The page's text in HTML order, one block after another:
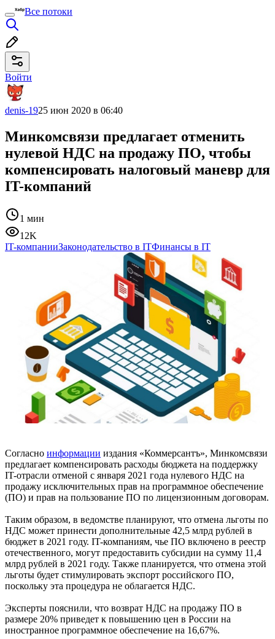
Все потоки
Войти
denis-1925 июн 2020 в 06:40
Минкомсвязи предлагает отменить
нулевой НДС на продажу ПО, чтобы
компенсировать налоговый маневр для
IT-компаний
1 мин
12K
IT-компанииЗаконодательство в ITФинансы в IT
Согласно информации издания «Коммерсантъ», Минкомсвязи
предлагает компенсировать расходы бюджета на поддержку
IT-отрасли отменой с января 2021 года нулевого НДС на
продажу исключительных прав на программное обеспечение
(ПО) и прав на пользование ПО по лицензионным договорам.
Таким образом, в ведомстве планируют, что отмена льготы по
НДС может принести дополнительные 42,5 млрд рублей в
бюджет в 2021 году. IT-компаниям, чье ПО включено в реестр
отечественного, могут предоставить субсидии на сумму 11,4
млрд рублей в 2021 году. Также планируется, что отмена этой
льготы будет стимулировать экспорт российского ПО,
поскольку эта процедура не облагается НДС.
Эксперты пояснили, что возврат НДС на продажу ПО в
размере 20% приведет к повышению цен в России на
иностранное программное обеспечение на 16,67%.